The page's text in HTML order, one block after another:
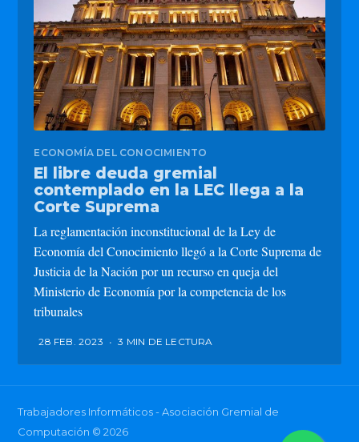
ECONOMÍA DEL CONOCIMIENTO
El libre deuda gremial
contemplado en la LEC llega a la
Corte Suprema
La reglamentación inconstitucional de la Ley de
Economía del Conocimiento llegó a la Corte Suprema de
Justicia de la Nación por un recurso en queja del
Ministerio de Economía por la competencia de los
tribunales
28 FEB. 2023 • 3 MIN DE LECTURA
Trabajadores Informáticos - Asociación Gremial de
Computación © 2026